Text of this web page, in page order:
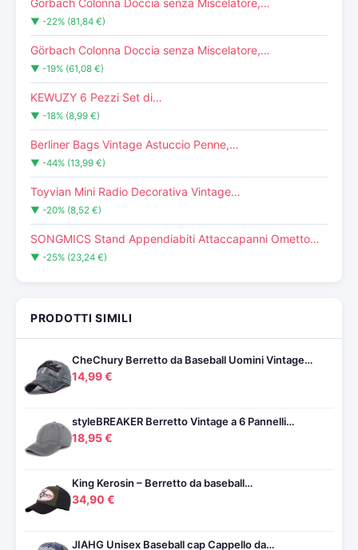
Görbach Colonna Doccia senza Miscelatore,…
▼ -22% (81,84 €)
Görbach Colonna Doccia senza Miscelatore,…
▼ -19% (61,08 €)
KEWUZY 6 Pezzi Set di…
▼ -18% (8,99 €)
Berliner Bags Vintage Astuccio Penne,…
▼ -44% (13,99 €)
Toyvian Mini Radio Decorativa Vintage…
▼ -20% (8,52 €)
SONGMICS Stand Appendiabiti Attaccapanni Ometto…
▼ -25% (23,24 €)
PRODOTTI SIMILI
CheChury Berretto da Baseball Uomini Vintage…
14,99 €
styleBREAKER Berretto Vintage a 6 Pannelli…
18,95 €
King Kerosin – Berretto da baseball…
34,90 €
JIAHG Unisex Baseball cap Cappello da…